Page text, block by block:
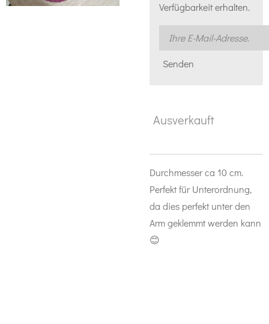
Verfügbarkeit erhalten.
Senden
Ausverkauft
Durchmesser ca 10 cm.
Perfekt für Unterordnung,
da dies perfekt unter den
Arm geklemmt werden kann
😊